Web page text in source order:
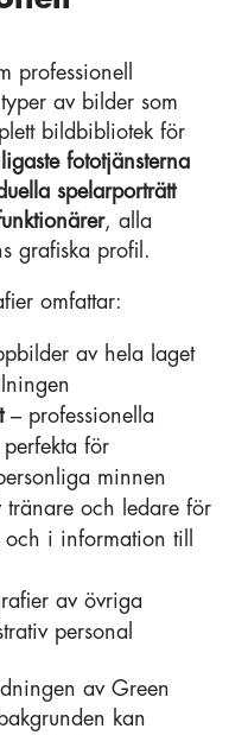
professionell
av bilder som
bildbibliotek för
fototjänsterna
spelarporträtt
, alla
grafiska profil.
omfattar:
av hela laget
– professionella
för
minnen
och ledare för
i information till
av övriga
personal
av Green
kan